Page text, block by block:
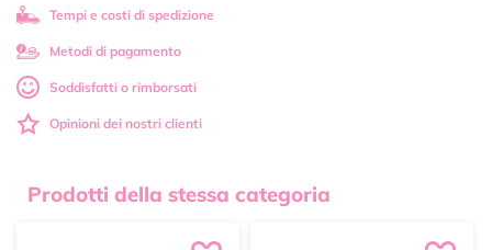
Tempi e costi di spedizione
Metodi di pagamento
Soddisfatti o rimborsati
Opinioni dei nostri clienti
Prodotti della stessa categoria